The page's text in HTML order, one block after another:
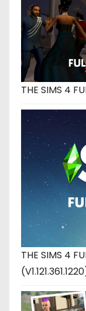
THE SIMS 4
THE SIMS 4